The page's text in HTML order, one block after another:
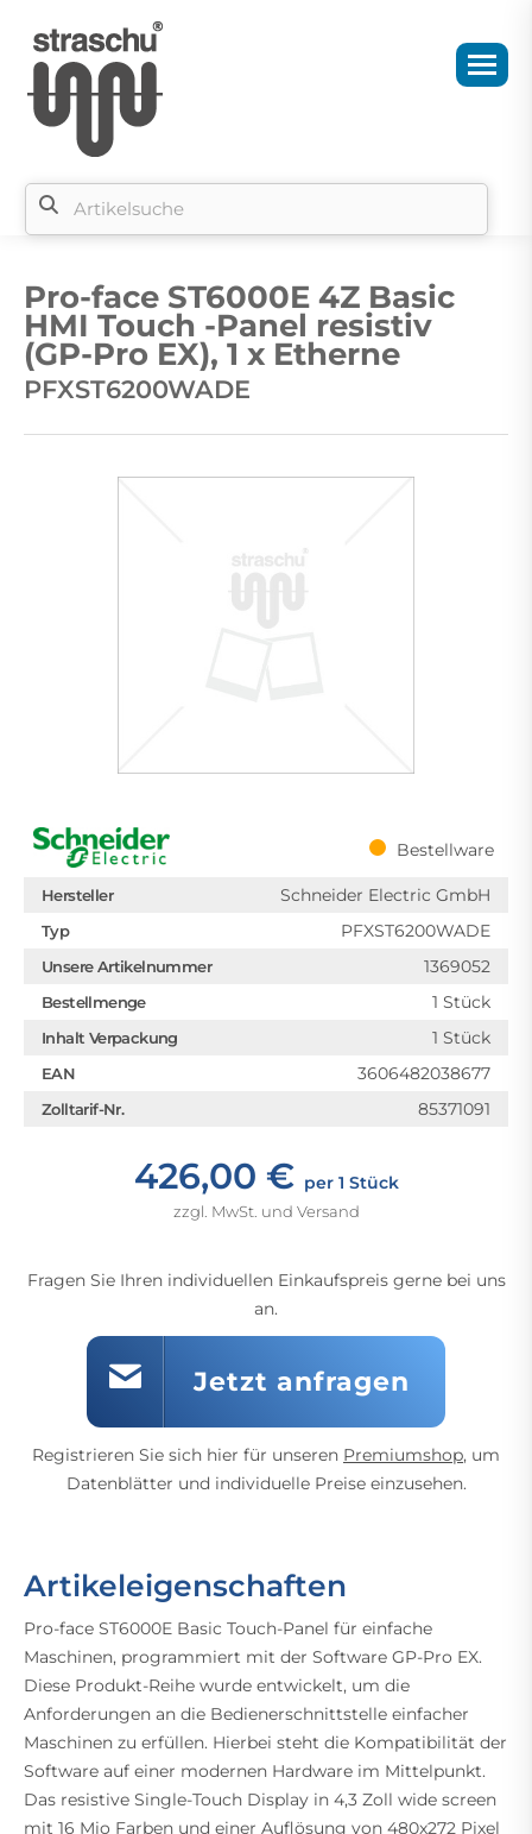
Pro-face ST6000E 4Z Basic
HMI Touch -Panel resistiv
(GP-Pro EX), 1 x Etherne
PFXST6200WADE
Bestellware
Hersteller Schneider Electric GmbH
Typ PFXST6200WADE
Unsere Artikelnummer 1369052
Bestellmenge 1 Stück
Inhalt Verpackung 1 Stück
EAN 3606482038677
Zolltarif-Nr. 85371091
426,00 € per 1 Stück
zzgl. MwSt. und Versand
Fragen Sie Ihren individuellen Einkaufspreis gerne bei uns
an.
Jetzt anfragen
Registrieren Sie sich hier für unseren Premiumshop, um
Datenblätter und individuelle Preise einzusehen.
Artikeleigenschaften
Pro-face ST6000E Basic Touch-Panel für einfache
Maschinen, programmiert mit der Software GP-Pro EX.
Diese Produkt-Reihe wurde entwickelt, um die
Anforderungen an die Bedienerschnittstelle einfacher
Maschinen zu erfüllen. Hierbei steht die Kompatibilität der
Software auf einer modernen Hardware im Mittelpunkt.
Das resistive Single-Touch Display in 4,3 Zoll wide screen
mit 16 Mio Farben und einer Auflösung von 480x272 Pixel